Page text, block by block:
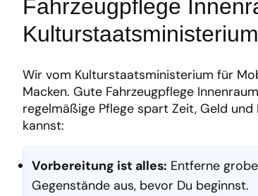
Fahrzeugpflege
Wir vom Kulturstaatsministerium für
Macken. Gute Fahrzeugpflege
regelmäßige Pflege spart Zeit, Geld
kannst:
Vorbereitung ist alles: Entferne
Gegenstände aus, bevor Du beginnst.